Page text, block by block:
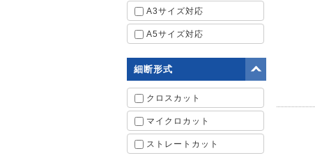
A3サイズ対応
A5サイズ対応
細断形式
クロスカット
マイクロカット
ストレートカット